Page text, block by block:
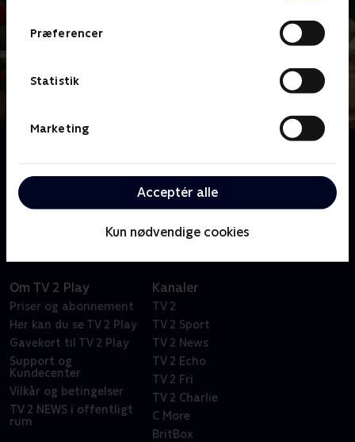
Præferencer
Statistik
Marketing
Acceptér alle
Kun nødvendige cookies
bachelorettes, Sofie og Mie, er klar til at finde
kærligheden.
Om TV 2 Play
Priser og abonnement
Her kan du se TV 2 Play
Gavekort til TV 2 Play
Support og
Kundecenter
Vilkår og betingelser
TV 2 NEWS i offentligt
rum
Kanaler
TV 2
TV 2 Sport
TV 2 News
TV 2 Echo
TV 2 Fri
TV 2 Charlie
C More
BritBox